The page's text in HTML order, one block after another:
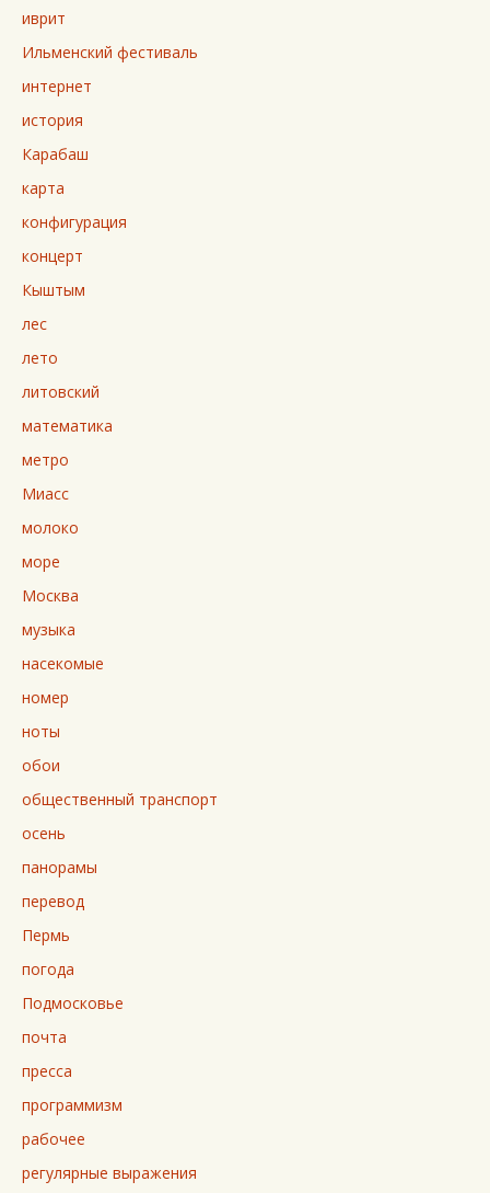
иврит
Ильменский фестиваль
интернет
история
Карабаш
карта
конфигурация
концерт
Кыштым
лес
лето
литовский
математика
метро
Миасс
молоко
море
Москва
музыка
насекомые
номер
ноты
обои
общественный транспорт
осень
панорамы
перевод
Пермь
погода
Подмосковье
почта
пресса
программизм
рабочее
регулярные выражения